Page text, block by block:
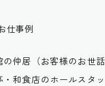
仕事例
の仲居（お客様のお世話
・和食店のホールスタ